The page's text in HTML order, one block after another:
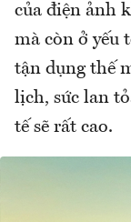
của điện ảnh
mà còn ở yếu
tận dụng thế
lịch, sức lan
tế sẽ rất cao.